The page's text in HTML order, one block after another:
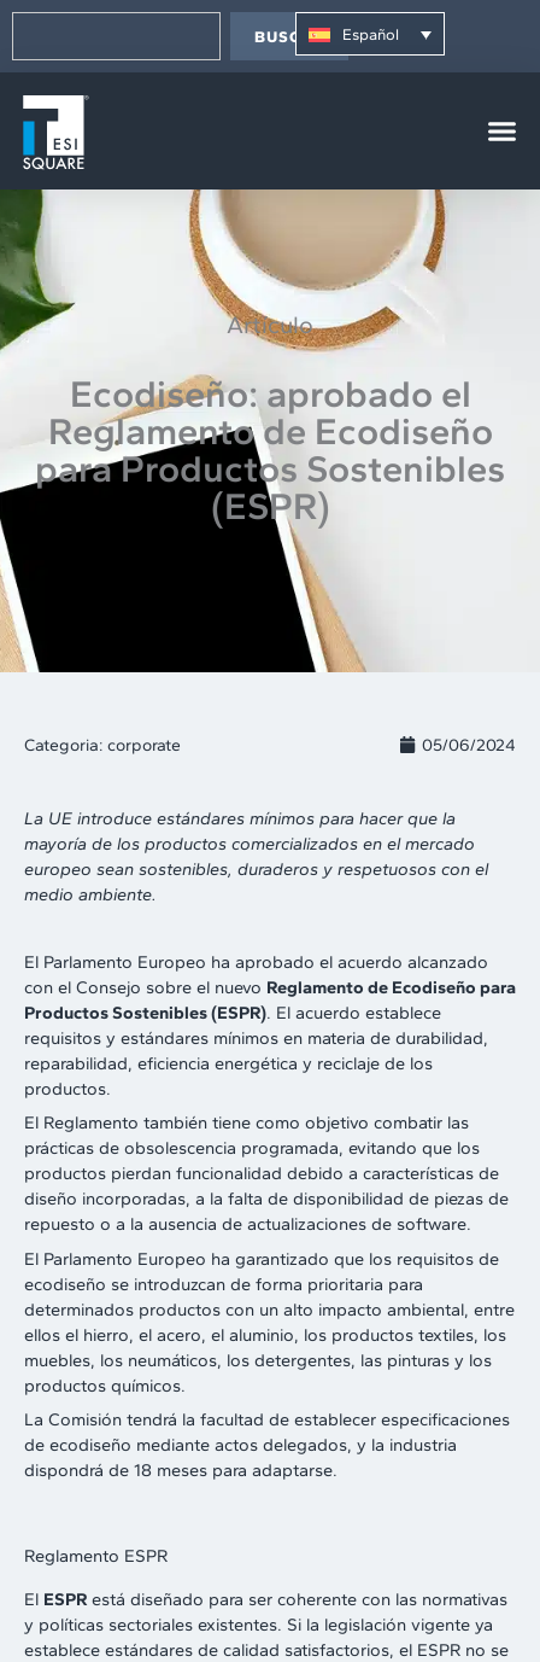
contenido
contenido
BUSCAR Español
Artículo
Ecodiseño: aprobado el
Reglamento de Ecodiseño
para Productos Sostenibles
(ESPR)
Categoria: corporate 05/06/2024
La UE introduce estándares mínimos para hacer que la
mayoría de los productos comercializados en el mercado
europeo sean sostenibles, duraderos y respetuosos con el
medio ambiente.
El Parlamento Europeo ha aprobado el acuerdo alcanzado
con el Consejo sobre el nuevo Reglamento de Ecodiseño para
Productos Sostenibles (ESPR). El acuerdo establece
requisitos y estándares mínimos en materia de durabilidad,
reparabilidad, eficiencia energética y reciclaje de los
productos.
El Reglamento también tiene como objetivo combatir las
prácticas de obsolescencia programada, evitando que los
productos pierdan funcionalidad debido a características de
diseño incorporadas, a la falta de disponibilidad de piezas de
repuesto o a la ausencia de actualizaciones de software.
El Parlamento Europeo ha garantizado que los requisitos de
ecodiseño se introduzcan de forma prioritaria para
determinados productos con un alto impacto ambiental, entre
ellos el hierro, el acero, el aluminio, los productos textiles, los
muebles, los neumáticos, los detergentes, las pinturas y los
productos químicos.
La Comisión tendrá la facultad de establecer especificaciones
de ecodiseño mediante actos delegados, y la industria
dispondrá de 18 meses para adaptarse.
Reglamento ESPR
El ESPR está diseñado para ser coherente con las normativas
y políticas sectoriales existentes. Si la legislación vigente ya
establece estándares de calidad satisfactorios, el ESPR no se